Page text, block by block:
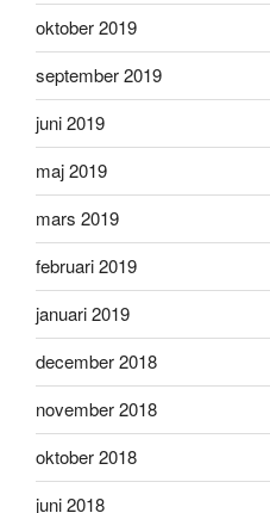
oktober 2019
september 2019
juni 2019
maj 2019
mars 2019
februari 2019
januari 2019
december 2018
november 2018
oktober 2018
juni 2018